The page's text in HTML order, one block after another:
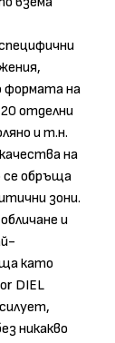
формата на
отделни
и т.н.
на
се обръща
зони.
и
като
DIEL
никакво